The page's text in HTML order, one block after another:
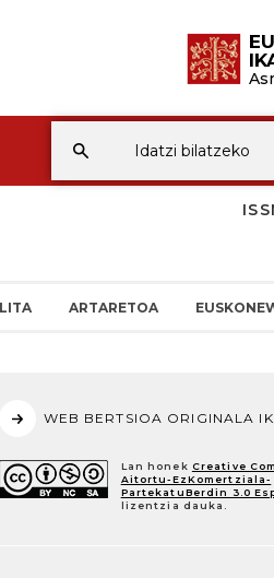
ARTARETOA
WEB BERTSIOA ORIGINALA
Lan honek Creative
Aitortu-EzKomertziala-
PartekatuBerdin 3.0
lizentzia dauka.